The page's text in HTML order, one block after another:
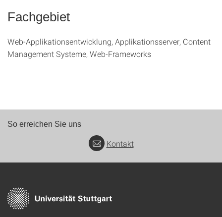
Fachgebiet
Web-Applikationsentwicklung, Applikationsserver, Content
Management Systeme, Web-Frameworks
So erreichen Sie uns
Kontakt